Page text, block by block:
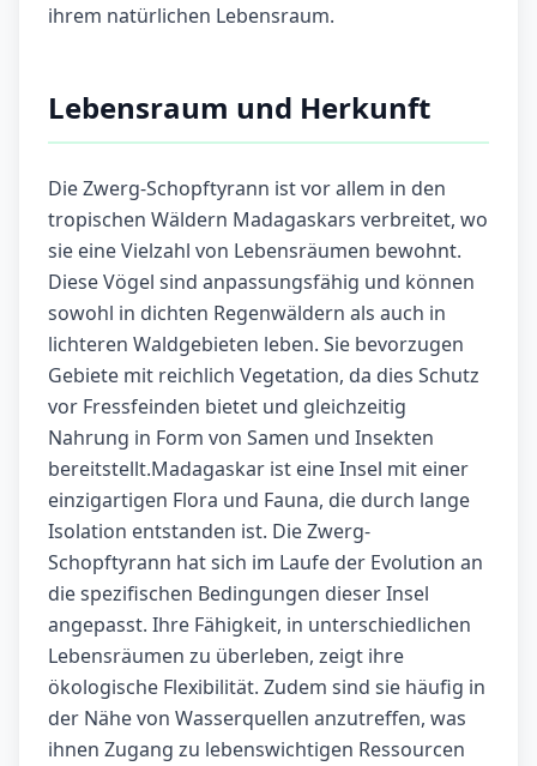
ihrem natürlichen Lebensraum.
Lebensraum und Herkunft
Die Zwerg-Schopftyrann ist vor allem in den
tropischen Wäldern Madagaskars verbreitet, wo
sie eine Vielzahl von Lebensräumen bewohnt.
Diese Vögel sind anpassungsfähig und können
sowohl in dichten Regenwäldern als auch in
lichteren Waldgebieten leben. Sie bevorzugen
Gebiete mit reichlich Vegetation, da dies Schutz
vor Fressfeinden bietet und gleichzeitig
Nahrung in Form von Samen und Insekten
bereitstellt.Madagaskar ist eine Insel mit einer
einzigartigen Flora und Fauna, die durch lange
Isolation entstanden ist. Die Zwerg-
Schopftyrann hat sich im Laufe der Evolution an
die spezifischen Bedingungen dieser Insel
angepasst. Ihre Fähigkeit, in unterschiedlichen
Lebensräumen zu überleben, zeigt ihre
ökologische Flexibilität. Zudem sind sie häufig in
der Nähe von Wasserquellen anzutreffen, was
ihnen Zugang zu lebenswichtigen Ressourcen